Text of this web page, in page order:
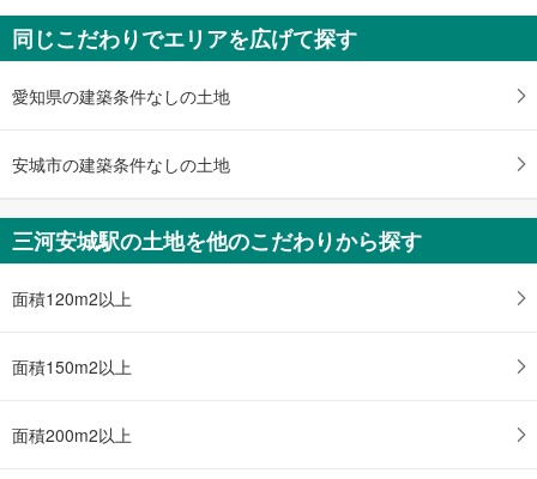
知立市昭和4丁目
4,480万円
5LDK
土地面積 268.64m
東海道本線 「三河安城」駅 徒歩30分
同じこだわりでエリアを広げて探す
愛知県の建築条件なしの土地
安城市の建築条件なしの土地
三河安城駅の土地を他のこだわりから探す
面積120m2以上
面積150m2以上
面積200m2以上